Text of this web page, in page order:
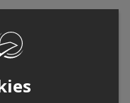
pour
de billets pour ses